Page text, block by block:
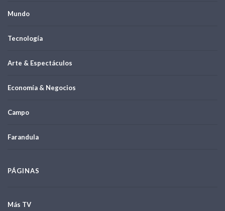
Mundo
Tecnología
Arte & Espectáculos
Economía & Negocios
Campo
Farandula
PÁGINAS
Más TV